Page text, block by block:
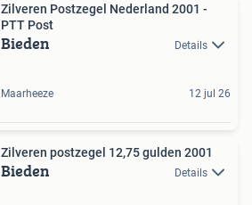
Zilveren Postzegel Nederland 2001 -
PTT Post
Bieden Details
Maarheeze 12 jul 26
Zilveren postzegel 12,75 gulden 2001
Bieden Details